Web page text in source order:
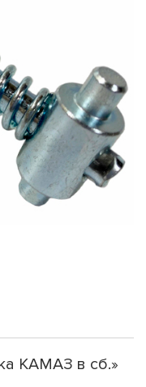
КАМАЗ в сб.»